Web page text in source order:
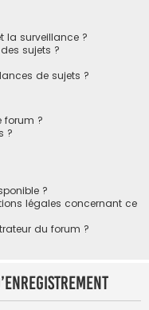
la surveillance ?
sujets ?
de sujets ?
forum ?
?
?
légales concernant ce
du forum ?